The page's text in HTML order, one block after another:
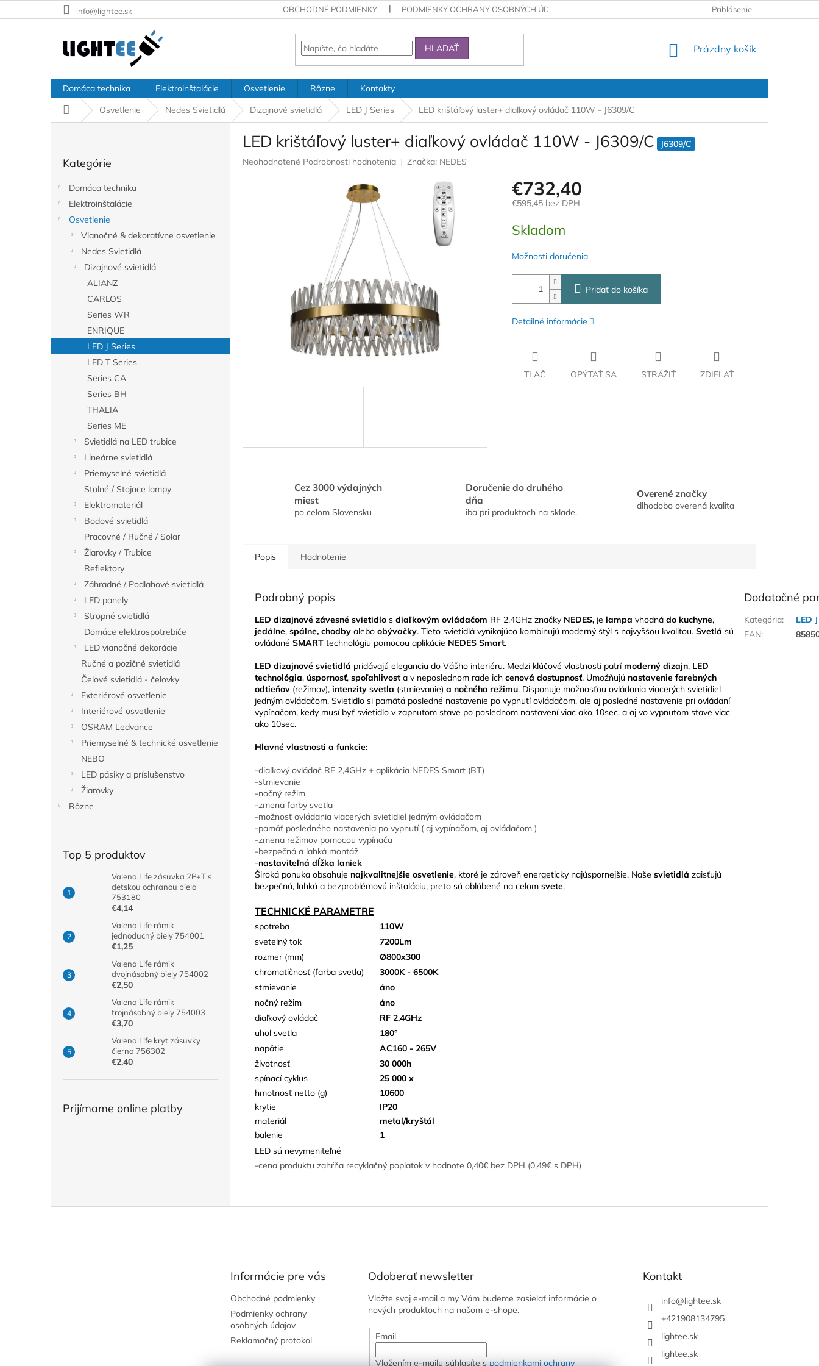
na
info@lightee.sk OBCHODNÉ PODMIENKY PODMIENKY OCHRANY OSOBNÝCH ÚDAJOV Prihlásenie
HĽADAŤ
NÁKUPNÝ
Prázdny košík
Domáca technika Elektroinštalácie Osvetlenie Rôzne
Kontakty
DomovOsvetlenie Nedes Svietidlá Dizajnové svietidlá LED J Series LED krištáľový luster+ diaľkový ovládač 110W - J6309/C
kategórie
Kategórie
Domáca technika
Elektroinštalácie
Osvetlenie
Vianočné & dekoratívne osvetlenie
Nedes Svietidlá
Dizajnové svietidlá
ALIANZ
CARLOS
Series WR
ENRIQUE
LED J Series
LED T Series
Series CA
Series BH
THALIA
Series ME
Svietidlá na LED trubice
Lineárne svietidlá
Priemyselné svietidlá
Stolné / Stojace lampy
Elektromateriál
Bodové svietidlá
Pracovné / Ručné / Solar
Žiarovky / Trubice
Reflektory
Záhradné / Podlahové svietidlá
LED panely
Stropné svietidlá
Domáce elektrospotrebiče
LED vianočné dekorácie
Ručné a pozičné svietidlá
Čelové svietidlá - čelovky
Exteriérové osvetlenie
Interiérové osvetlenie
OSRAM Ledvance
Priemyselné & technické osvetlenie
NEBO
LED pásiky a príslušenstvo
Žiarovky
Rôzne
Top 5 produktov
Valena Life zásuvka 2P+T s
detskou ochranou biela
753180
€4,14
Valena Life rámik
jednoduchý biely 754001
€1,25
Valena Life rámik
dvojnásobný biely 754002
€2,50
Valena Life rámik
trojnásobný biely 754003
€3,70
Valena Life kryt zásuvky
čierna 756302
€2,40
Prijímame online platby
LED krištáľový luster+ diaľkový ovládač 110W - J6309/C
J6309/C
Priemerné
Neohodnotené Podrobnosti hodnotenia Značka: NEDES
€732,40
€595,45 bez DPH
cena:
Skladom
Možnosti doručenia
Pridať do košíka
Detailné informácie
TLAČ OPÝTAŤ SA STRÁŽIŤ ZDIEĽAŤ
Cez 3000 výdajných
miest
po celom Slovensku
Doručenie do druhého
dňa
iba pri produktoch na sklade.
Overené značky
dlhodobo overená kvalita
Popis Hodnotenie
Podrobný popis
LED dizajnové závesné svietidlo s diaľkovým ovládačom RF 2,4GHz značky NEDES, je lampa vhodná do kuchyne,
jedálne, spálne, chodby alebo obývačky. Tieto svietidlá vynikajúco kombinujú moderný štýl s najvyššou kvalitou. Svetlá sú
ovládané SMART technológiu pomocou aplikácie NEDES Smart.
LED dizajnové svietidlá pridávajú eleganciu do Vášho interiéru. Medzi kľúčové vlastnosti patrímoderný dizajn, LED
technológia, úspornosť, spoľahlivosť a v neposlednom rade ich cenová dostupnosť. Umožňujú nastavenie farebných
odtieňov (režimov), intenzity svetla (stmievanie) a nočného režimu. Disponuje možnosťou ovládania viacerých svietidiel
jedným ovládačom. Svietidlo si pamätá posledné nastavenie po vypnutí ovládačom, ale aj posledné nastavenie pri ovládaní
vypínačom, kedy musí byť svietidlo v zapnutom stave po poslednom nastavení viac ako 10sec. a aj vo vypnutom stave viac
ako 10sec.
Hlavné vlastnosti a funkcie:
-diaľkový ovládač RF 2,4GHz + aplikácia NEDES Smart (BT)
-stmievanie
-nočný režim
-zmena farby svetla
-možnosť ovládania viacerých svietidiel jedným ovládačom
-pamäť posledného nastavenia po vypnutí ( aj vypínačom, aj ovládačom )
-zmena režimov pomocou vypínača
-bezpečná a ľahká montáž
-nastaviteľná dĺžka laniek
Široká ponuka obsahuje najkvalitnejšie osvetlenie, ktoré je zároveň energeticky najúspornejšie. Naše svietidlá zaisťujú
bezpečnú, ľahkú a bezproblémovú inštaláciu, preto sú obľúbené na celom svete.
TECHNICKÉ PARAMETRE
spotreba
110W
svetelný tok
7200Lm
rozmer (mm)
Ø800x300
chromatičnosť (farba svetla)
3000K - 6500K
stmievanie
áno
nočný režim
áno
diaľkový ovládač
RF 2,4GHz
uhol svetla
180°
napätie
AC160 - 265V
životnosť
30 000h
spínací cyklus
25 000 x
hmotnosť netto (g)
10600
krytie
IP20
materiál
metal/kryštál
balenie
1
LED sú nevymeniteľné
-cena produktu zahŕňa recyklačný poplatok v hodnote 0,40€ bez DPH (0,49€ s DPH)
Dodatočné
Kategória:
LED
EAN:
Informácie pre vás
Obchodné podmienky
Podmienky ochrany
osobných údajov
Reklamačný protokol
Odoberať newsletter
Vložte svoj e-mail a my Vám budeme zasielať informácie o
nových produktoch na našom e-shope.
Email
Vložením e-mailu súhlasíte spodmienkami ochrany
Kontakt
info@lightee.sk
+421908134795
lightee.sk
lightee.sk